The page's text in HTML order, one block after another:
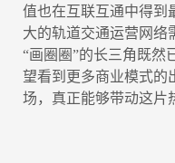
值也在互联互通中得到
大的轨道交通运营网络
“画圈圈”的长三角既然
望看到更多商业模式的
场，真正能够带动这片